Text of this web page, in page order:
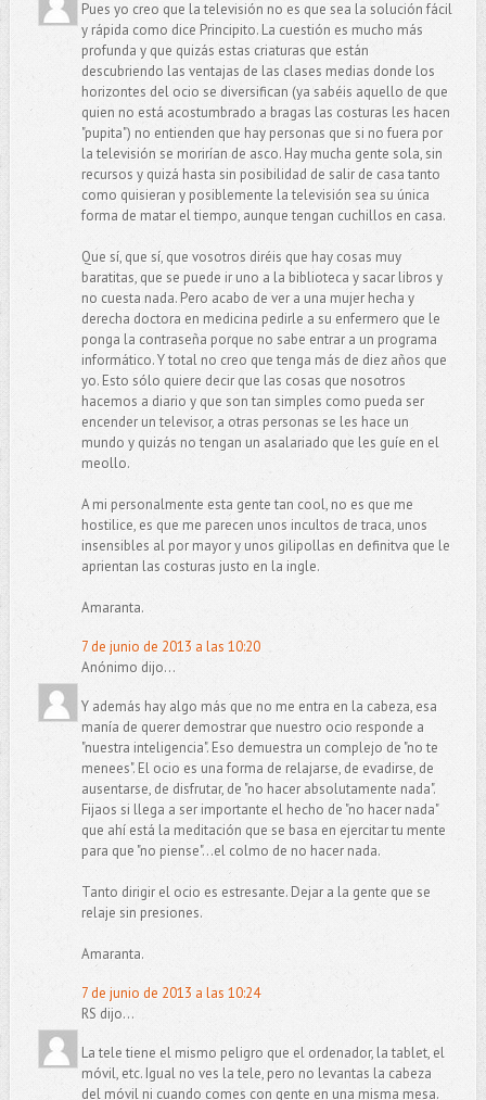
Pues yo creo que la televisión no es que sea la solución fácil
y rápida como dice Principito. La cuestión es mucho más
profunda y que quizás estas criaturas que están
descubriendo las ventajas de las clases medias donde los
horizontes del ocio se diversifican (ya sabéis aquello de que
quien no está acostumbrado a bragas las costuras les hacen
"pupita") no entienden que hay personas que si no fuera por
la televisión se morirían de asco. Hay mucha gente sola, sin
recursos y quizá hasta sin posibilidad de salir de casa tanto
como quisieran y posiblemente la televisión sea su única
forma de matar el tiempo, aunque tengan cuchillos en casa.
Que sí, que sí, que vosotros diréis que hay cosas muy
baratitas, que se puede ir uno a la biblioteca y sacar libros y
no cuesta nada. Pero acabo de ver a una mujer hecha y
derecha doctora en medicina pedirle a su enfermero que le
ponga la contraseña porque no sabe entrar a un programa
informático. Y total no creo que tenga más de diez años que
yo. Esto sólo quiere decir que las cosas que nosotros
hacemos a diario y que son tan simples como pueda ser
encender un televisor, a otras personas se les hace un
mundo y quizás no tengan un asalariado que les guíe en el
meollo.
A mi personalmente esta gente tan cool, no es que me
hostilice, es que me parecen unos incultos de traca, unos
insensibles al por mayor y unos gilipollas en definitva que le
aprientan las costuras justo en la ingle.
Amaranta.
7 de junio de 2013 a las 10:20
Anónimo dijo...
Y además hay algo más que no me entra en la cabeza, esa
manía de querer demostrar que nuestro ocio responde a
"nuestra inteligencia". Eso demuestra un complejo de "no te
menees". El ocio es una forma de relajarse, de evadirse, de
ausentarse, de disfrutar, de "no hacer absolutamente nada".
Fijaos si llega a ser importante el hecho de "no hacer nada"
que ahí está la meditación que se basa en ejercitar tu mente
para que "no piense"...el colmo de no hacer nada.
Tanto dirigir el ocio es estresante. Dejar a la gente que se
relaje sin presiones.
Amaranta.
7 de junio de 2013 a las 10:24
RS dijo...
La tele tiene el mismo peligro que el ordenador, la tablet, el
móvil, etc. Igual no ves la tele, pero no levantas la cabeza
del móvil ni cuando comes con gente en una misma mesa.